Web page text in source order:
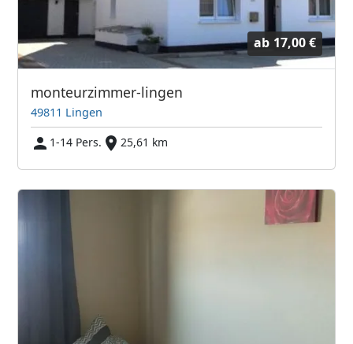
ab 17,00 €
monteurzimmer-lingen
49811 Lingen
1-14 Pers.
25,61 km